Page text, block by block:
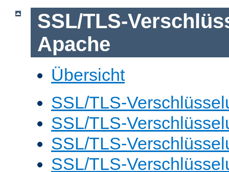
SSL/TLS-
Apache
Übersicht
SSL/TLS-
SSL/TLS-
SSL/TLS-
SSL/TLS-